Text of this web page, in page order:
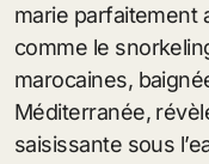
marie parfaitement
comme le
marocaines,
Méditerranée,
saisissante sous